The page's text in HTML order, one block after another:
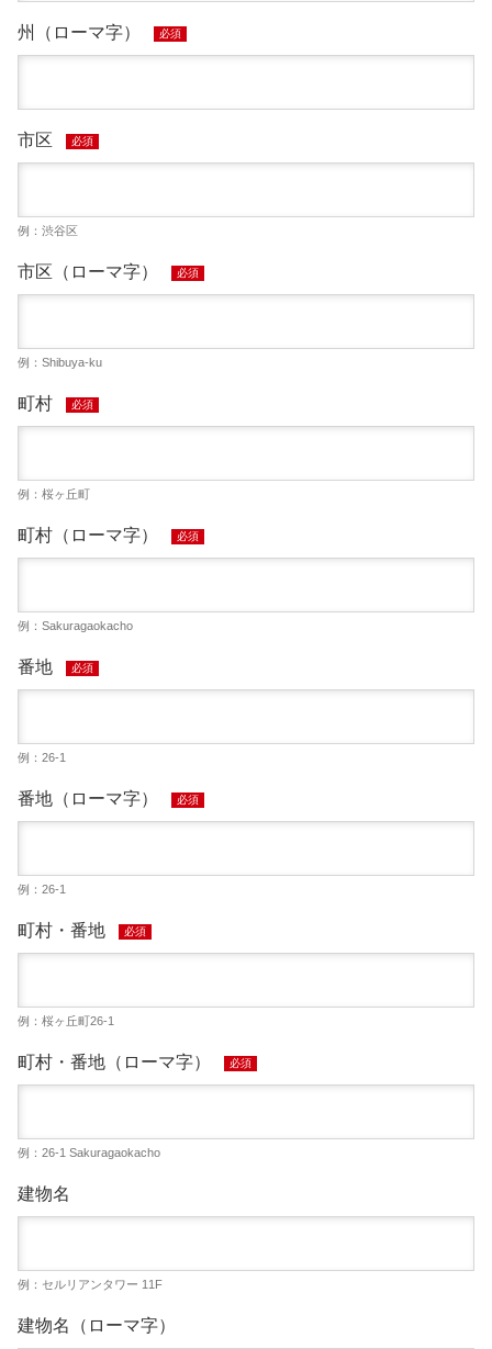
州（ローマ字） 必須
市区 必須
例：渋谷区
市区（ローマ字） 必須
例：Shibuya-ku
町村 必須
例：桜ヶ丘町
町村（ローマ字） 必須
例：Sakuragaokacho
番地 必須
例：26-1
番地（ローマ字） 必須
例：26-1
町村・番地 必須
例：桜ヶ丘町26-1
町村・番地（ローマ字） 必須
例：26-1 Sakuragaokacho
建物名
例：セルリアンタワー 11F
建物名（ローマ字）